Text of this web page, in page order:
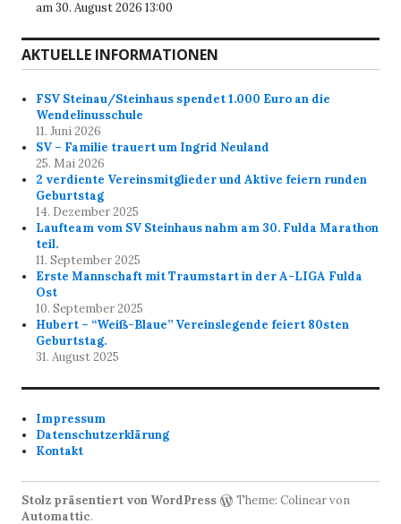
am 30. August 2026 13:00
AKTUELLE INFORMATIONEN
FSV Steinau/Steinhaus spendet 1.000 Euro an die
Wendelinusschule
11. Juni 2026
SV – Familie trauert um Ingrid Neuland
25. Mai 2026
2 verdiente Vereinsmitglieder und Aktive feiern runden
Geburtstag
14. Dezember 2025
Laufteam vom SV Steinhaus nahm am 30. Fulda Marathon
teil.
11. September 2025
Erste Mannschaft mit Traumstart in der A-LIGA Fulda
Ost
10. September 2025
Hubert – “Weiß-Blaue” Vereinslegende feiert 80sten
Geburtstag.
31. August 2025
Impressum
Datenschutzerklärung
Kontakt
Stolz präsentiert von WordPress
Theme: Colinear von
Automattic.